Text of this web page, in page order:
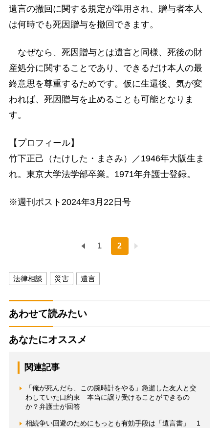
遺言の撤回に関する規定が準用され、贈与者本人
は何時でも死因贈与を撤回できます。
なぜなら、死因贈与とは遺言と同様、死後の財
産処分に関することであり、できるだけ本人の最
終意思を尊重するためです。仮に生還後、気が変
われば、死因贈与を止めることも可能となりま
す。
【プロフィール】
竹下正己（たけした・まさみ）／1946年大阪生ま
れ。東京大学法学部卒業。1971年弁護士登録。
※週刊ポスト2024年3月22日号
1 2
法律相談 災害 遺言
あわせて読みたい
あなたにオススメ
関連記事
「俺が死んだら、この腕時計をやる」急逝した友人と交
わしていた口約束 本当に譲り受けることができるの
か？弁護士が回答
相続争い回避のためにもっとも有効手段は「遺言書」 1